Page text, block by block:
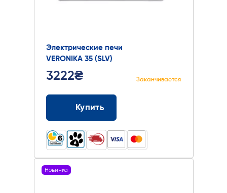
Электрические печи
VERONIKA 35 (SLV)
3222₴ Заканчивается
Купить
Новинка